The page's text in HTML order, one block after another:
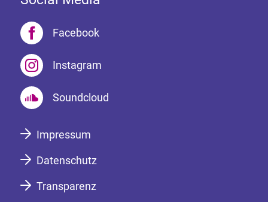
Facebook
Instagram
Soundcloud
Impressum
Datenschutz
Transparenz